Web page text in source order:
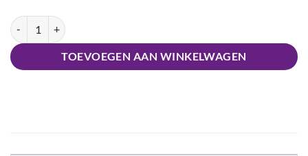
Keune Strong Hold Wax aantal
TOEVOEGEN AAN WINKELWAGEN